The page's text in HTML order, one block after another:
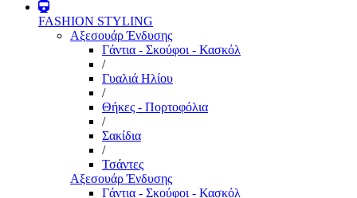
FASHION STYLING
Αξεσουάρ Ένδυσης
Γάντια - Σκούφοι - Κασκόλ
/
Γυαλιά Ηλίου
/
Θήκες - Πορτοφόλια
/
Σακίδια
/
Τσάντες
Αξεσουάρ Ένδυσης
Γάντια - Σκούφοι - Κασκόλ